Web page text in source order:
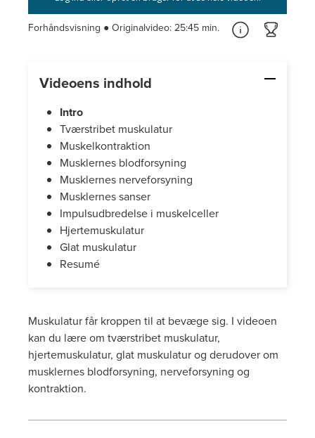
Forhåndsvisning ● Originalvideo:25:45 min.
Videoens indhold
Intro
Tværstribet muskulatur
Muskelkontraktion
Musklernes blodforsyning
Musklernes nerveforsyning
Musklernes sanser
Impulsudbredelse i muskelceller
Hjertemuskulatur
Glat muskulatur
Resumé
Muskulatur får kroppen til at bevæge sig. I videoen
kan du lære om tværstribet muskulatur,
hjertemuskulatur, glat muskulatur og derudover om
musklernes blodforsyning, nerveforsyning og
kontraktion.